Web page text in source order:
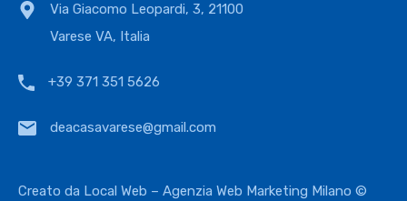
Via Giacomo Leopardi, 3, 21100
Varese VA, Italia
+39 371 351 5626
deacasavarese@gmail.com
Creato da Local Web – Agenzia Web Marketing Milano ©